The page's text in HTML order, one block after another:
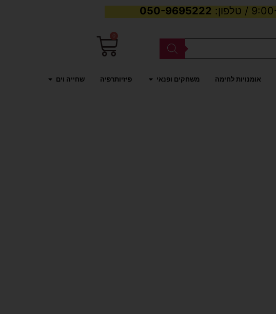
050-9695222
0
עגלת
אומנויות לחימה משחקים ופנאי פתח משחקים ופנאי
פיזיותרפיה שחייה וים פתח שחייה וים